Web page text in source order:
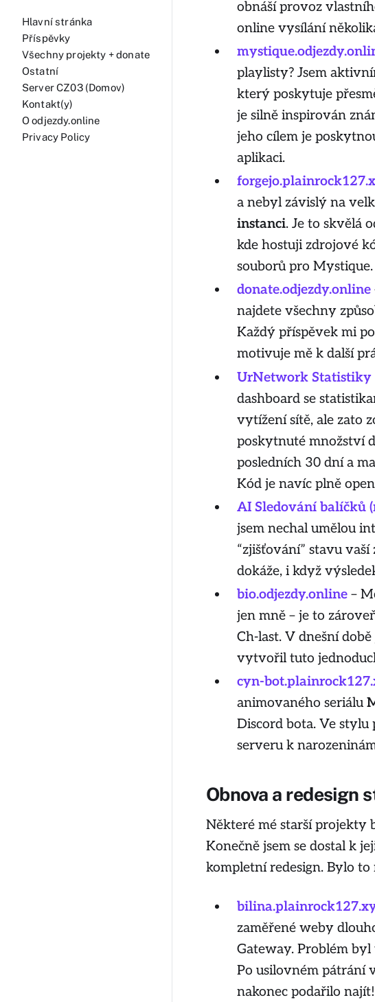
Hlavní stránka
Příspěvky
Všechny projekty + donate
Ostatní
Server CZ03 (Domov)
Kontakt(y)
O odjezdy.online
Privacy Policy
obnáší provoz
online vysílání
playlisty? Jsem
který poskytuje
je silně inspirován
jeho cílem je
aplikaci.
a nebyl závislý na
instanci. Je to skvělá
kde hostuji zdrojové
souborů pro Mystique.
donate.odjezdy.online
najdete všechny
Každý příspěvek mi
motivuje mě k další
UrNetwork Statistiky
dashboard se
vytížení sítě, ale zato
poskytnuté množství
posledních 30 dní a
Kód je navíc plně
AI Sledování balíčků
jsem nechal umělou
“zjišťování” stavu
dokáže, i když
bio.odjezdy.online–
jen mně – je to
Ch-last. V dnešní
vytvořil tuto
cyn-
animovaného seriálu
Discord bota. Ve stylu
serveru k
Obnova a redesign
Některé mé starší projekty
Konečně jsem se dostal k
kompletní redesign. Bylo
zaměřené weby
Gateway. Problém
Po usilovném pátrání
nakonec podařilo